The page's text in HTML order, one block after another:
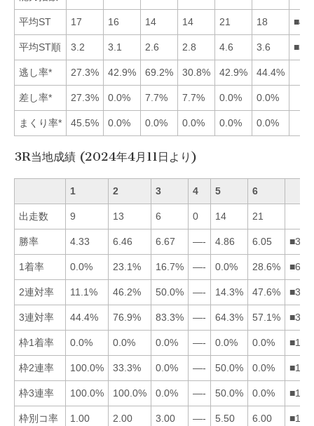
平均ST 17 16 14 14 21 18
平均ST順 3.2 3.1 2.6 2.8 4.6 3.6
逃し率* 27.3% 42.9% 69.2% 30.8% 42.9% 44.4%
差し率* 27.3% 0.0% 7.7% 7.7% 0.0% 0.0%
まくり率* 45.5% 0.0% 0.0% 0.0% 0.0% 0.0%
3R当地成績 (2024年4月11日より)
1 2 3 4 5 6
出走数 9 13 6 0 14 21
勝率 4.33 6.46 6.67 —- 4.86 6.05
1着率 0.0% 23.1% 16.7% —- 0.0% 28.6%
2連対率 11.1% 46.2% 50.0% —- 14.3% 47.6%
3連対率 44.4% 76.9% 83.3% —- 64.3% 57.1%
枠1着率 0.0% 0.0% 0.0% —- 0.0% 0.0%
枠2連率 100.0% 33.3% 0.0% —- 50.0% 0.0%
枠3連率 100.0% 100.0% 0.0% —- 50.0% 0.0%
枠別コ率 1.00 2.00 3.00 —- 5.50 6.00